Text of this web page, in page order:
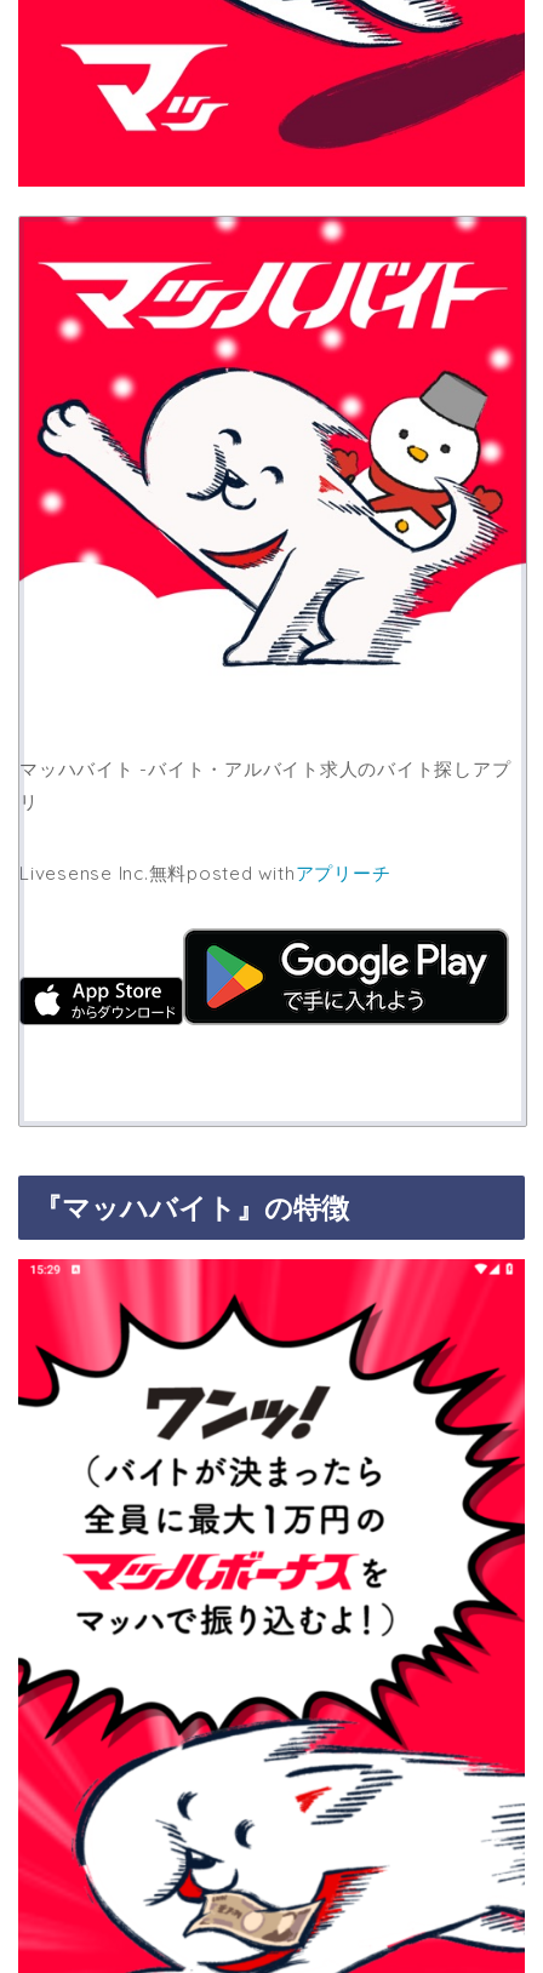
マッハバイト -バイト・アルバイト求人のバイト探しアプ
リ
Livesense Inc.無料posted withアプリーチ
『マッハバイト』の特徴